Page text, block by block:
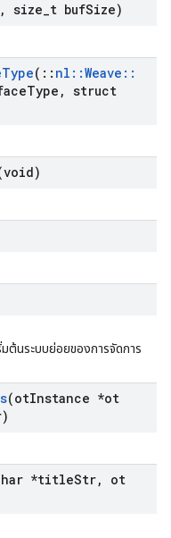
, size t bufSize)
Type( :: nl ::Weave ::
Type , struct
ต้นระบบย่อยของการจัดการ
(otInstance *ot
*titleStr,
ot